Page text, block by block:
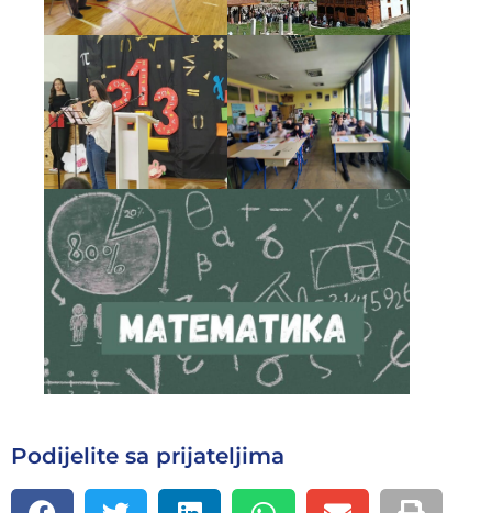
Podijelite sa prijateljima